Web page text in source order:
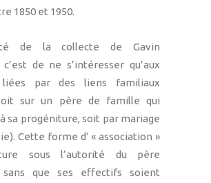
1850 et 1950.
de la collecte de Gavin
c’est de ne s’intéresser qu’aux
liées par des liens familiaux
sur un père de famille qui
sa progéniture, soit par mariage
Cette forme d’ « association »
sous l’autorité du père
sans que ses effectifs soient